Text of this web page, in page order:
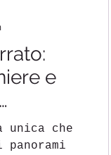
e
unica che